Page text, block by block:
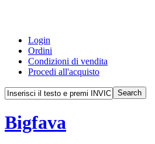
Login
Ordini
Condizioni di vendita
Procedi all'acquisto
Bigfava